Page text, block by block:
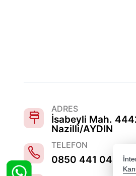
ADRES
İsabeyli Mah.
Nazilli/AYDIN
TELEFON
0850 441 0486